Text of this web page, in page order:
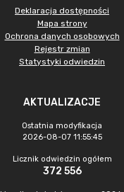
Deklaracja dostępności
Mapa strony
Ochrona danych osobowych
Rejestr zmian
Statystyki odwiedzin
AKTUALIZACJE
Ostatnia modyfikacja
2026-08-07 11:55:45
Licznik odwiedzin ogółem
372 556